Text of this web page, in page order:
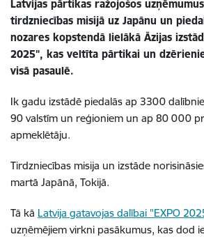
Latvijas pārtikas ražojošos
tirdzniecības misijā uz Japānu un
nozares kopstendā lielākā Āzijas
2025", kas veltīta pārtikai un
visā pasaulē.
Ik gadu izstādē piedalās ap 3300
90 valstīm un reģioniem un ap 80 000
apmeklētāju.
Tirdzniecības misija un izstāde
martā Japānā, Tokijā.
Tā kā Latvija gatavojas dalībai "EXPO
uzņēmējiem virkni pasākumus, kas dod